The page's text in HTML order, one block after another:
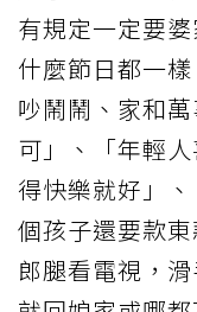
有規定一定要
什麼節日都一
吵鬧鬧、家和
可」、「年輕
得快樂就好」
個孩子還要款
郎腿看電視，